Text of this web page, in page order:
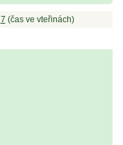
7 (čas ve vteřinách)